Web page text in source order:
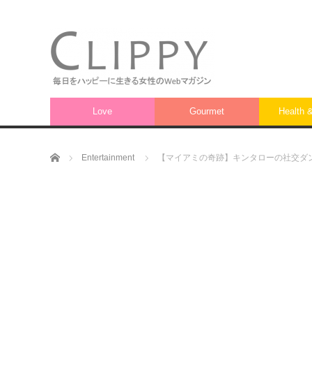
Love Gourmet Health
ホーム Entertainment 【マイアミの奇跡】キンタローの社交